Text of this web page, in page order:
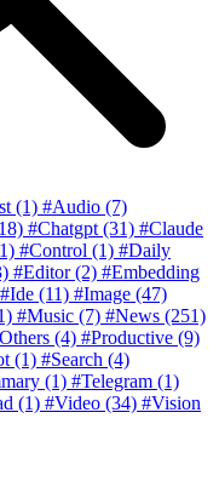
(1) #Audio (7)
#Chatgpt (31) #Claude
#Control (1) #Daily
#Editor(2) #Embedding
#Ide (11) #Image (47)
#Music (7) #News (251)
(4) #Productive (9)
(1) #Search (4)
(1) #Telegram (1)
(1) #Video (34) #Vision